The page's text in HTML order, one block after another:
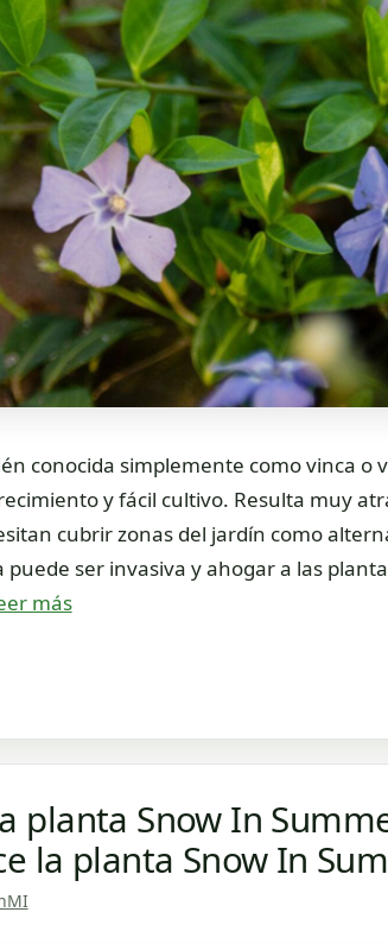
conocida simplemente como vinca o
y fácil cultivo. Resulta muy
cubrir zonas del jardín como
ser invasiva y ahogar a las
más
planta Snow In
la planta Snow In